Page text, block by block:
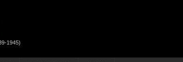
1945)